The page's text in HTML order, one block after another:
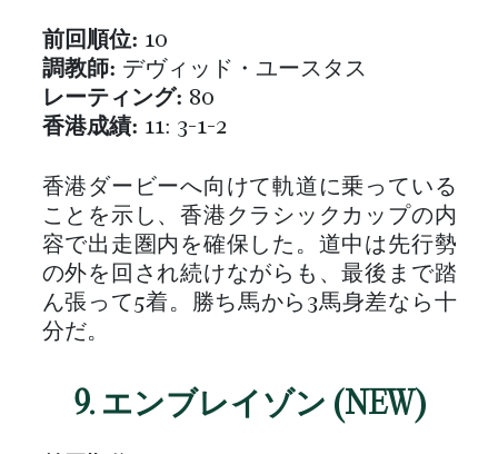
前回順位: 10
調教師: デヴィッド・ユースタス
レーティング: 80
香港成績: 11: 3-1-2
香港ダービーへ向けて軌道に乗っている
ことを示し、香港クラシックカップの内
容で出走圏内を確保した。道中は先行勢
の外を回され続けながらも、最後まで踏
ん張って5着。勝ち馬から3馬身差なら十
分だ。
9. エンブレイゾン (NEW)